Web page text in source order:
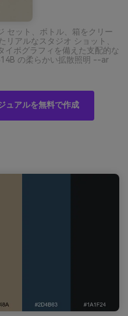
セット、ボトル、箱をクリー
リアルなスタジオ ショット、
イポグラフィを備えた支配的な
の柔らかい拡散照明 --ar
ュアルを無料で作成